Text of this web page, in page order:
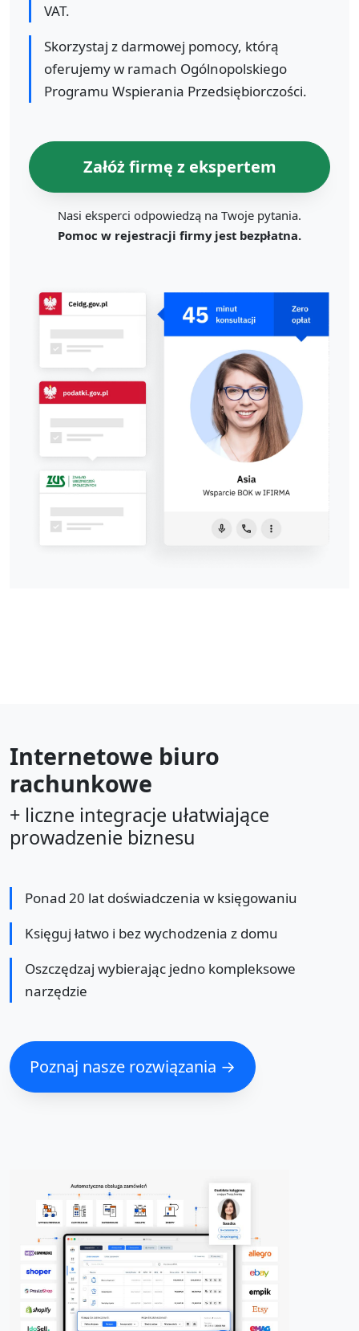
VAT.
Skorzystaj z darmowej pomocy, którą
oferujemy w ramach Ogólnopolskiego
Programu Wspierania Przedsiębiorczości.
Załóż firmę z ekspertem
Nasi eksperci odpowiedzą na Twoje pytania.
Pomoc w rejestracji firmy jest bezpłatna.
Internetowe biuro
rachunkowe
+ liczne integracje ułatwiające
prowadzenie biznesu
Ponad 20 lat doświadczenia w księgowaniu
Księguj łatwo i bez wychodzenia z domu
Oszczędzaj wybierając jedno kompleksowe
narzędzie
Poznaj nasze rozwiązania →